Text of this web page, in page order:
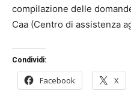
compilazione delle
Caa (Centro di assistenza
Condividi:
Facebook X